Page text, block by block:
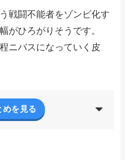
戦闘不能者をゾンビ化す
がひろがりそうです。
ニバスになっていく皮
めを見る